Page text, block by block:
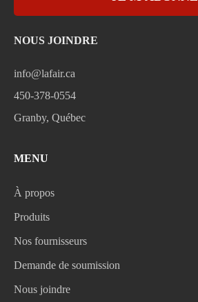
NOUS JOINDRE
info@lafair.ca
450-378-0554
Granby, Québec
MENU
À propos
Produits
Nos fournisseurs
Demande de soumission
Nous joindre